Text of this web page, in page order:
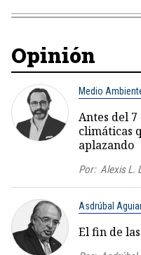
Opinión
Medio
Antes del 7
climáticas
aplazando
Por: Alexis L.
Asdrúbal
El fin de